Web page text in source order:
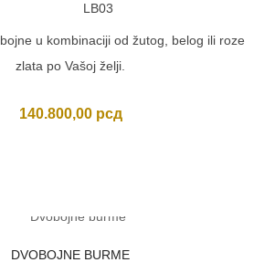
LB03
u kombinaciji od žutog, belog ili roze
zlata po Vašoj želji.
140.800,00 рсд
DVOBOJNE BURME